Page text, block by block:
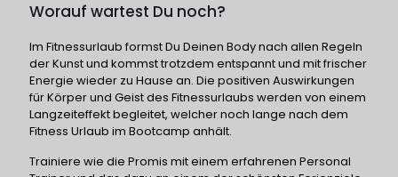
Worauf wartest Du noch?
Im Fitnessurlaub formst Du Deinen Body nach allen Regeln
der Kunst und kommst trotzdem entspannt und mit frischer
Energie wieder zu Hause an. Die positiven Auswirkungen
für Körper und Geist des Fitnessurlaubs werden von einem
Langzeiteffekt begleitet, welcher noch lange nach dem
Fitness Urlaub im Bootcamp anhält.
Trainiere wie die Promis mit einem erfahrenen Personal